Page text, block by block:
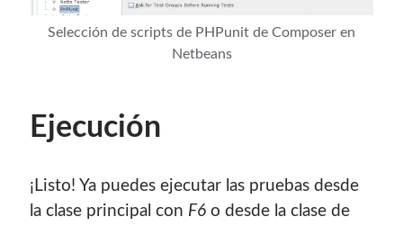
Selección de scripts de PHPunit de Composer en
Netbeans
Ejecución
¡Listo! Ya puedes ejecutar las pruebas desde
la clase principal con F6 o desde la clase de